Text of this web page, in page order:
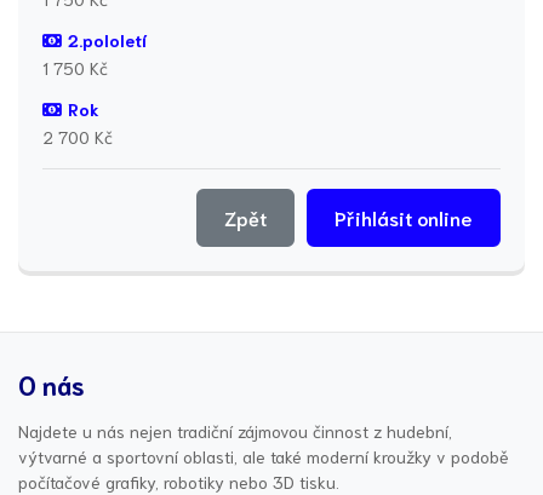
2.pololetí
1 750 Kč
Rok
2 700 Kč
Přihlásit online
Zpět
O nás
Najdete u nás nejen tradiční zájmovou činnost z hudební,
výtvarné a sportovní oblasti, ale také moderní kroužky v podobě
počítačové grafiky, robotiky nebo 3D tisku.